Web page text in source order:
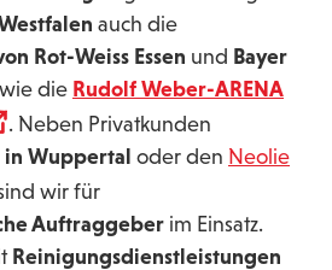
auch die
Rot-Weiss Essen und Bayer
die Rudolf Weber-ARENA
. Neben Privatkunden
in Wuppertal oder den Neolie
wir für
Auftraggeber im Einsatz.
Reinigungsdienstleistungen